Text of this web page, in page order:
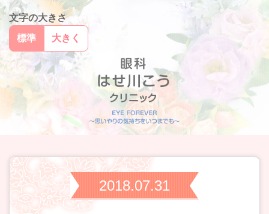
文字の大きさ
標準
大きく
2018.07.31